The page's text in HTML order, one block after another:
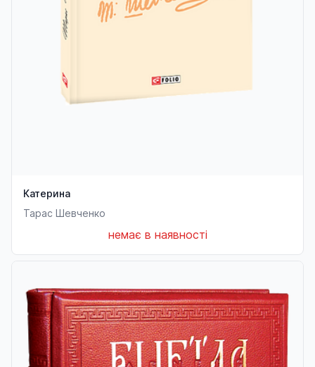
Катерина
Тарас Шевченко
немає в наявності